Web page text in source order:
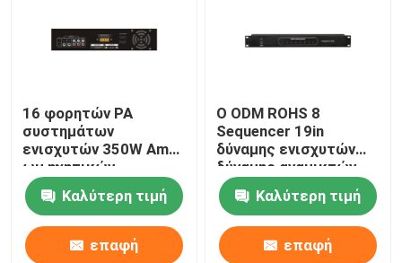
16 φορητών PA
συστημάτων
ενισχυτών 350W Ampli
ωμ ηχητικών
συστημάτων δύναμης
Καλύτερη τιμή
επαφή
Ο ODM ROHS 8
Sequencer 19in
δύναμης ενισχυτών
δύναμης αναμικτών
καναλιών PA ράφι
τοποθετείΚαλύτερη τιμή
επαφή